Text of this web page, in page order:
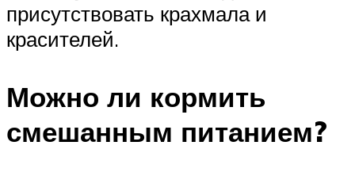
присутствовать крахмала и
красителей.
Можно ли кормить
смешанным питанием?